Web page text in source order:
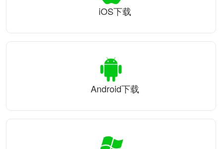
iOS下载
Android下载